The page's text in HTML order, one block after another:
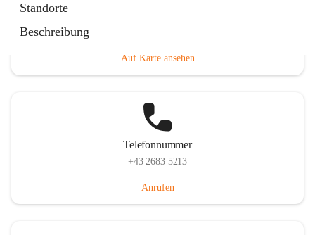
Standorte
Beschreibung
Auf Karte ansehen
Telefonnummer
+43 2683 5213
Anrufen